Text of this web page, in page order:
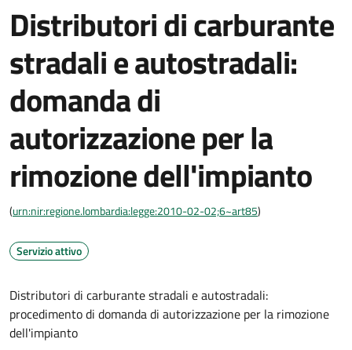
Distributori di carburante
stradali e autostradali:
domanda di
autorizzazione per la
rimozione dell'impianto
(urn:nir:regione.lombardia:legge:2010-02-02;6~art85)
Servizio attivo
Distributori di carburante stradali e autostradali:
procedimento di domanda di autorizzazione per la rimozione
dell'impianto